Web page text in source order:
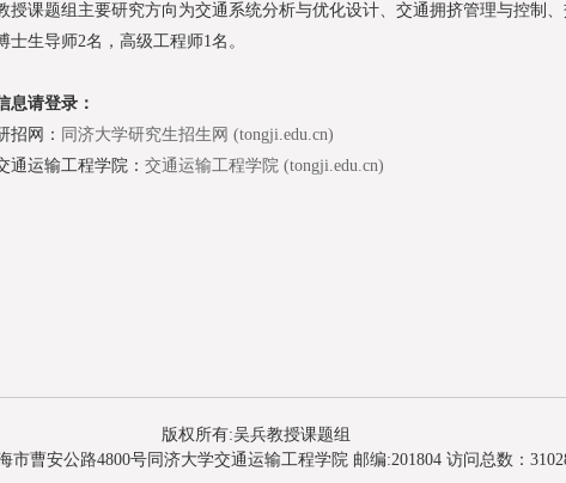
课题组主要研究方向为交通系统分析与优化设计、交通拥挤管理与控制、
士生导师2名，高级工程师1名。
息请登录：
招网： 同济大学研究生招生网 (tongji.edu.cn)
通运输工程学院： 交通运输工程学院 (tongji.edu.cn)
版权所有:吴兵教授课题组
市曹安公路4800号同济大学交通运输工程学院 邮编:201804 访问总数：